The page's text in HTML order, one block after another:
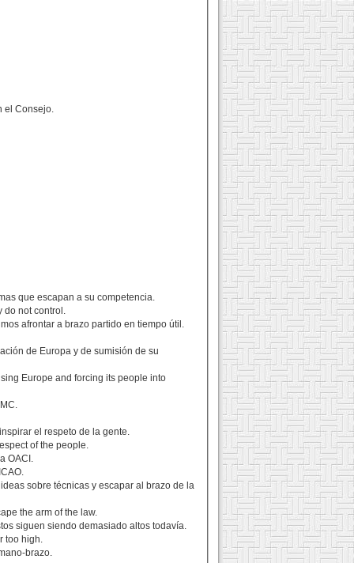
el Consejo.
que escapan a su competencia.
do not control.
afrontar a brazo partido en tiempo útil.
de Europa y de sumisión de su
Europe and forcing its people into
el respeto de la gente.
of the people.
OACI.
sobre técnicas y escapar al brazo de la
the arm of the law.
siguen siendo demasiado altos todavía.
too high.
brazo.